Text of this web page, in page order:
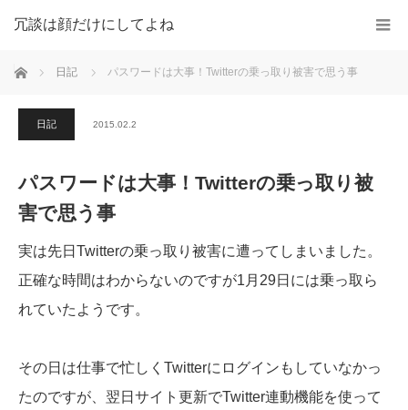
冗談は顔だけにしてよね
ホーム 日記 パスワードは大事！Twitterの乗っ取り被害で思う事
日記 2015.02.2
パスワードは大事！Twitterの乗っ取り被
害で思う事
実は先日Twitterの乗っ取り被害に遭ってしまいました。
正確な時間はわからないのですが1月29日には乗っ取ら
れていたようです。
その日は仕事で忙しくTwitterにログインもしていなかっ
たのですが、翌日サイト更新でTwitter連動機能を使って